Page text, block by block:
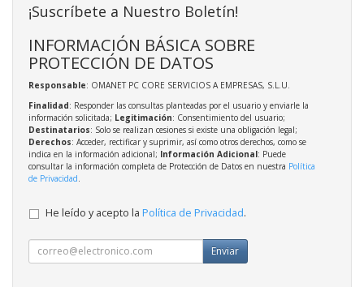
¡Suscríbete a Nuestro Boletín!
INFORMACIÓN BÁSICA SOBRE
PROTECCIÓN DE DATOS
Responsable: OMANET PC CORE SERVICIOS A EMPRESAS, S.L.U.
Finalidad: Responder las consultas planteadas por el usuario y enviarle la
información solicitada; Legitimación: Consentimiento del usuario;
Destinatarios: Solo se realizan cesiones si existe una obligación legal;
Derechos: Acceder, rectificar y suprimir, así como otros derechos, como se
indica en la información adicional; Información Adicional: Puede
consultar la información completa de Protección de Datos en nuestra Política
de Privacidad
He leído y acepto la Política de Privacidad.
Enviar